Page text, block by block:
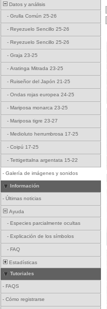
Datos y análisis
- Grulla Común 25-26
- Reyezuelo Sencillo 25-26
- Reyezuelo Sencillo 25-26
- Graja 23-25
- Aratinga Mitrada 23-25
- Ruiseñor del Japón 21-25
- Ondas rojas europea 24-25
- Mariposa monarca 23-25
- Mariposa tigre 23-27
- Medioluto herrumbrosa 17-25
- Coipú 17-25
- Tettigettalna argentata 15-22
- Galería de imágenes y sonidos
Información
- Últimas noticias
Ayuda
- Especies parcialmente ocultas
- Explicación de los símbolos
- FAQ
Estadísticas
Tutoriales
- FAQS
- Cómo registrarse